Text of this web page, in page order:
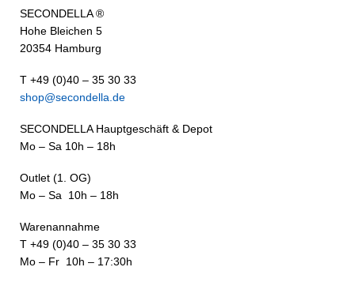
SECONDELLA ®
Hohe Bleichen 5
20354 Hamburg
T +49 (0)40 – 35 30 33
shop@secondella.de
SECONDELLA Hauptgeschäft & Depot
Mo – Sa 10h – 18h
Outlet (1. OG)
Mo – Sa 10h – 18h
Warenannahme
T +49 (0)40 – 35 30 33
Mo – Fr 10h – 17:30h